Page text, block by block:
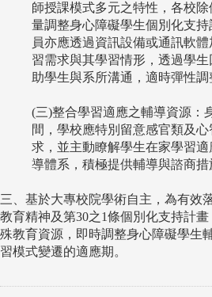
師授課模式多元之特性，各校
量調整身心障礙學生個別化支
員亦應透過資訊設備或通訊軟
習需求與其學習情形，透過學
助學生與系所溝通，適時彈性調
(三)整合學習適應之輔導資源：
間，學校應特別留意感官類及
求，並主動瞭解學生在家學習
導體系，積極提供輔導與諮商措
三、基於大專校院學術自主，為有效
教育精神及第30之1條個別化支持計
殊教育資源，即時調整身心障礙學生
習模式變遷的適應期。